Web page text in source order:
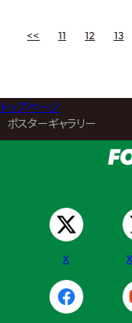
<< 11 12 13
トップページ
ポスターギャラリー
X